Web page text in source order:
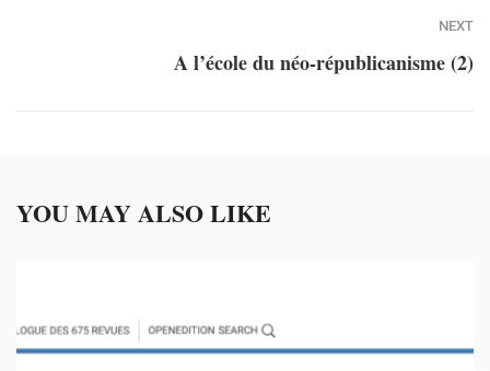
NEXT
A l’école du néo-républicanisme (2)
YOU MAY ALSO LIKE